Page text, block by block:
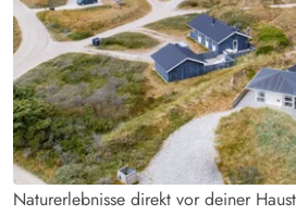
Naturerlebnisse direkt vor deiner